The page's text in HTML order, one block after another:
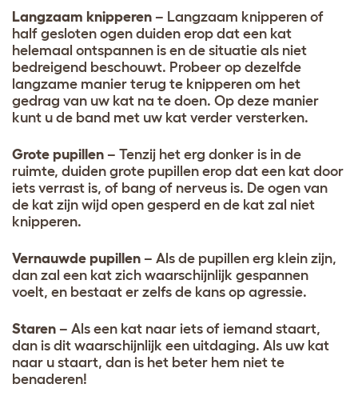
Langzaam knipperen – Langzaam knipperen of
half gesloten ogen duiden erop dat een kat
helemaal ontspannen is en de situatie als niet
bedreigend beschouwt. Probeer op dezelfde
langzame manier terug te knipperen om het
gedrag van uw kat na te doen. Op deze manier
kunt u de band met uw kat verder versterken.
Grote pupillen – Tenzij het erg donker is in de
ruimte, duiden grote pupillen erop dat een kat door
iets verrast is, of bang of nerveus is. De ogen van
de kat zijn wijd open gesperd en de kat zal niet
knipperen.
Vernauwde pupillen – Als de pupillen erg klein zijn,
dan zal een kat zich waarschijnlijk gespannen
voelt, en bestaat er zelfs de kans op agressie.
Staren – Als een kat naar iets of iemand staart,
dan is dit waarschijnlijk een uitdaging. Als uw kat
naar u staart, dan is het beter hem niet te
benaderen!